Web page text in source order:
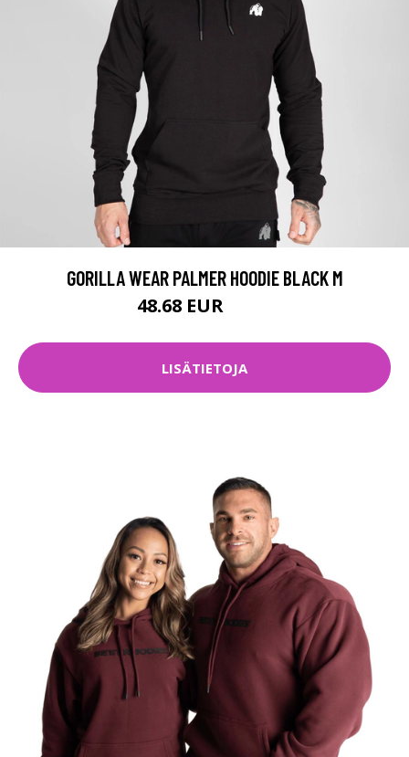
GORILLA WEAR PALMER HOODIE BLACK M
48.68 EUR
LISÄTIETOJA